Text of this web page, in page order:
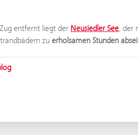
entfernt liegt der Neusiedler See ,
zu erholsamen Stunden